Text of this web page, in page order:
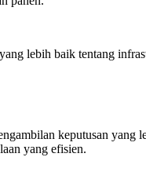
lebih baik tentang
keputusan yang
yang efisien.